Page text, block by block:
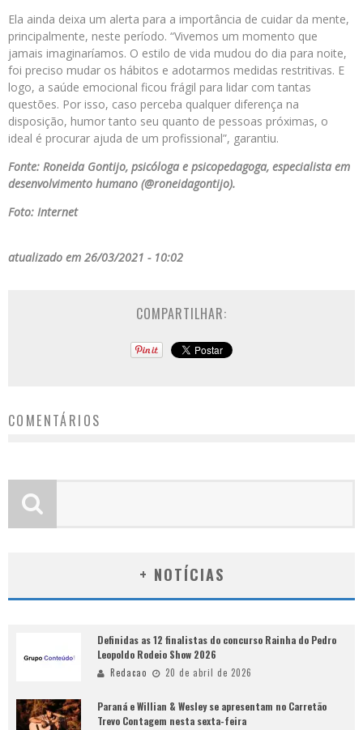
Ela ainda deixa um alerta para a importância de cuidar da mente,
principalmente, neste período. “Vivemos um momento que
jamais imaginaríamos. O estilo de vida mudou do dia para noite,
foi preciso mudar os hábitos e adotarmos medidas restritivas. E
logo, a saúde emocional ficou frágil para lidar com tantas
questões. Por isso, caso perceba qualquer diferença na
disposição, humor tanto seu quanto de pessoas próximas, o
ideal é procurar ajuda de um profissional”, garantiu.
Fonte: Roneida Gontijo, psicóloga e psicopedagoga, especialista em
desenvolvimento humano (@roneidagontijo).
Foto: Internet
atualizado em 26/03/2021 - 10:02
COMPARTILHAR:
COMENTÁRIOS
+ NOTÍCIAS
Definidas as 12 finalistas do concurso Rainha do Pedro
Leopoldo Rodeio Show 2026
Redacao 20 de abril de 2026
Paraná e Willian & Wesley se apresentam no Carretão
Trevo Contagem nesta sexta-feira